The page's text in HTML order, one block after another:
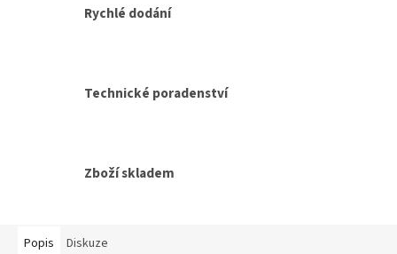
Rychlé dodání
Technické poradenství
Zboží skladem
Popis Diskuze